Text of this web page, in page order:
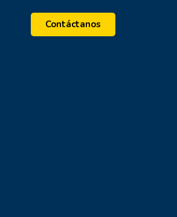
Contáctanos